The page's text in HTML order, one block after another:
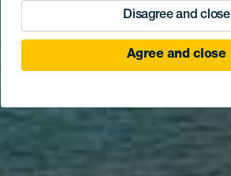
Disagree and close
Agree and close